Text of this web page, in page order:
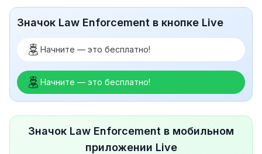
Значок Law Enforcement в кнопке Live
Начните — это бесплатно!
Начните — это бесплатно!
Значок Law Enforcement в мобильном
приложении Live